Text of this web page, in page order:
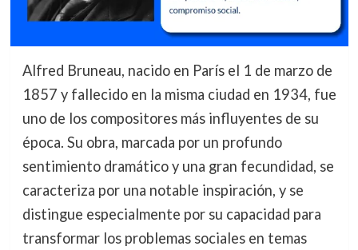
Alfred Bruneau, nacido en París el 1 de marzo de
1857 y fallecido en la misma ciudad en 1934, fue
uno de los compositores más influyentes de su
época. Su obra, marcada por un profundo
sentimiento dramático y una gran fecundidad, se
caracteriza por una notable inspiración, y se
distingue especialmente por su capacidad para
transformar los problemas sociales en temas